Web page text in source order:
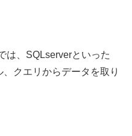
は、SQLserverといった
クエリからデータを取り